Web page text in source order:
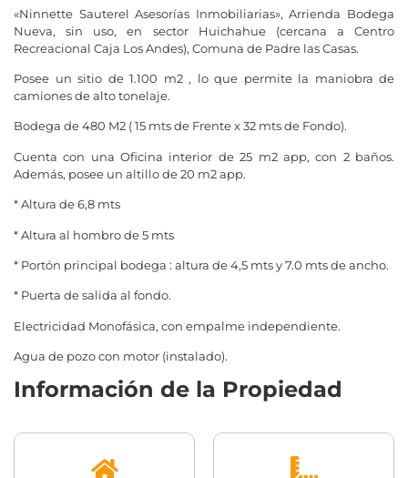
«Ninnette Sauterel Asesorías Inmobiliarias», Arrienda Bodega
Nueva, sin uso, en sector Huichahue (cercana a Centro
Recreacional Caja Los Andes), Comuna de Padre las Casas.
Posee un sitio de 1.100 m2 , lo que permite la maniobra de
camiones de alto tonelaje.
Bodega de 480 M2 ( 15 mts de Frente x 32 mts de Fondo).
Cuenta con una Oficina interior de 25 m2 app, con 2 baños.
Además, posee un altillo de 20 m2 app.
* Altura de 6,8 mts
* Altura al hombro de 5 mts
* Portón principal bodega : altura de 4,5 mts y 7.0 mts de ancho.
* Puerta de salida al fondo.
Electricidad Monofásica, con empalme independiente.
Agua de pozo con motor (instalado).
Información de la Propiedad